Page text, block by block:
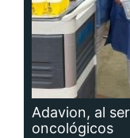
Adavion, al
oncológicos